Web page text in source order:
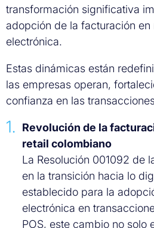
transformación significativa
adopción de la facturación en
electrónica.
Estas dinámicas están
las empresas operan,
confianza en las
Revolución de la
retail colombiano
La Resolución 001092 de
en la transición hacia lo
establecido para la
electrónica en
POS, este cambio no solo